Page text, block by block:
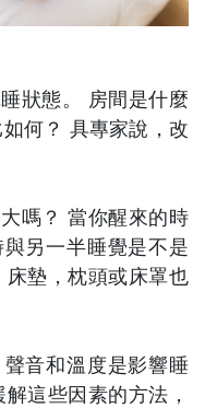
狀態。
房間是什麼
何？ 具專家說，改
嗎？ 當你醒來的時
另一半睡覺是不是
床墊，枕頭或床罩也
音和溫度是影響睡
這些因素的方法，